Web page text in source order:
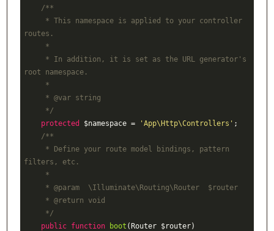
/**
routes.
root namespace.
     *
@var string
     */
protected
$namespace = 'App\Http\Controllers' ;
/**
filters, etc.
     *
@param
  \Illuminate\Routing\Router  $router
     *
@return void
     */
public function boot (Router $router)